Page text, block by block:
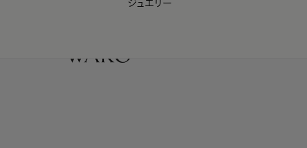
WAKO Membership Program連携はこちら
ジュエリー